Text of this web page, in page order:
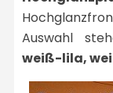
Auswahl
weiß-lila,